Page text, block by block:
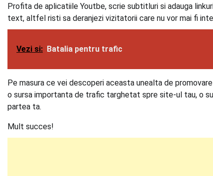
Profita de aplicatiile Youtbe, scrie subtitluri si adauga
text, altfel risti sa deranjezi vizitatorii care nu vor mai fi
Vezi si: Batalia pentru trafic
Pe masura ce vei descoperi aceasta unealta de
o sursa importanta de trafic targhetat spre site-ul tau, o
partea ta.
Mult succes!